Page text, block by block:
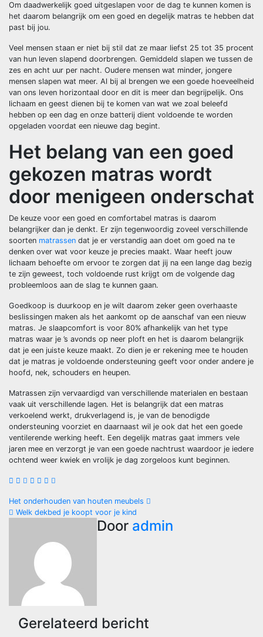
Om daadwerkelijk goed uitgeslapen voor de dag te kunnen komen is
het daarom belangrijk om een goed en degelijk matras te hebben dat
past bij jou.
Veel mensen staan er niet bij stil dat ze maar liefst 25 tot 35 procent
van hun leven slapend doorbrengen. Gemiddeld slapen we tussen de
zes en acht uur per nacht. Oudere mensen wat minder, jongere
mensen slapen wat meer. Al bij al brengen we een goede hoeveelheid
van ons leven horizontaal door en dit is meer dan begrijpelijk. Ons
lichaam en geest dienen bij te komen van wat we zoal beleefd
hebben op een dag en onze batterij dient voldoende te worden
opgeladen voordat een nieuwe dag begint.
Het belang van een goed
gekozen matras wordt
door menigeen onderschat
De keuze voor een goed en comfortabel matras is daarom
belangrijker dan je denkt. Er zijn tegenwoordig zoveel verschillende
soorten matrassen dat je er verstandig aan doet om goed na te
denken over wat voor keuze je precies maakt. Waar heeft jouw
lichaam behoefte om ervoor te zorgen dat jij na een lange dag bezig
te zijn geweest, toch voldoende rust krijgt om de volgende dag
probleemloos aan de slag te kunnen gaan.
Goedkoop is duurkoop en je wilt daarom zeker geen overhaaste
beslissingen maken als het aankomt op de aanschaf van een nieuw
matras. Je slaapcomfort is voor 80% afhankelijk van het type
matras waar je ’s avonds op neer ploft en het is daarom belangrijk
dat je een juiste keuze maakt. Zo dien je er rekening mee te houden
dat je matras je voldoende ondersteuning geeft voor onder andere je
hoofd, nek, schouders en heupen.
Matrassen zijn vervaardigd van verschillende materialen en bestaan
vaak uit verschillende lagen. Het is belangrijk dat een matras
verkoelend werkt, drukverlagend is, je van de benodigde
ondersteuning voorziet en daarnaast wil je ook dat het een goede
ventilerende werking heeft. Een degelijk matras gaat immers vele
jaren mee en verzorgt je van een goede nachtrust waardoor je iedere
ochtend weer kwiek en vrolijk je dag zorgeloos kunt beginnen.
Bericht
Het onderhouden van houten meubels
Welk dekbed je koopt voor je kind
Door admin
Gerelateerd bericht